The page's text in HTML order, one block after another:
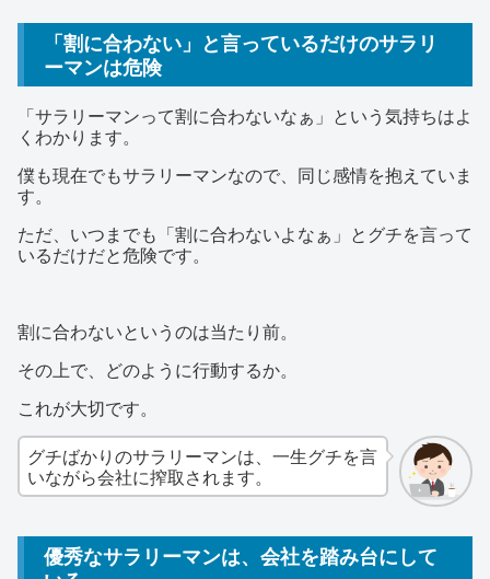
「割に合わない」と言っているだけのサラリ
ーマンは危険
「サラリーマンって割に合わないなぁ」という気持ちはよ
くわかります。
僕も現在でもサラリーマンなので、同じ感情を抱えていま
す。
ただ、いつまでも「割に合わないよなぁ」とグチを言って
いるだけだと危険です。
割に合わないというのは当たり前。
その上で、どのように行動するか。
これが大切です。
グチばかりのサラリーマンは、一生グチを言
いながら会社に搾取されます。
優秀なサラリーマンは、会社を踏み台にして